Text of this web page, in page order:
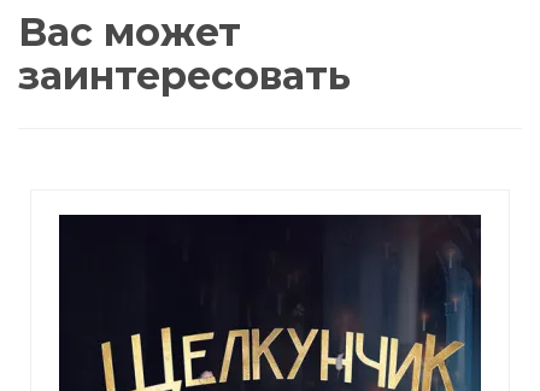
Вас может
заинтересовать